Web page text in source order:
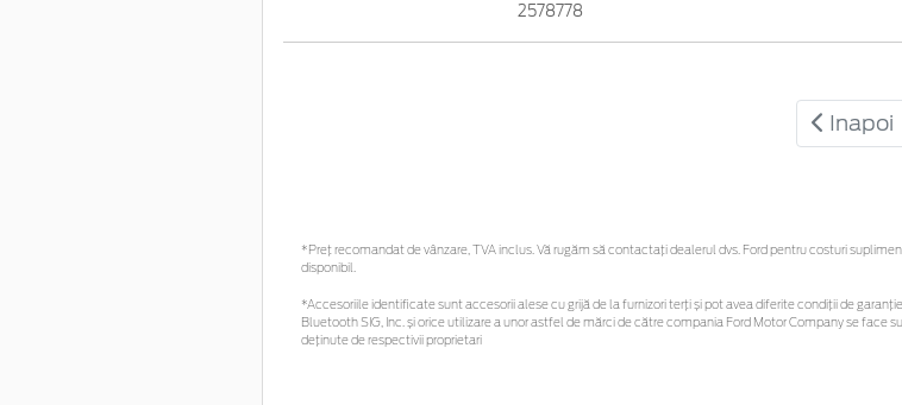
2578778
Inapoi
*Preţ recomandat de vânzare, TVA inclus. Vă rugăm să contactaţi dealerul dvs. Ford pentru costuri
disponibil.
*Accesoriile identificate sunt accesorii alese cu grijă de la furnizori terți și pot avea diferite condiții de
Bluetooth SIG, Inc. și orice utilizare a unor astfel de mărci de către compania Ford Motor Company se
deținute de respectivii proprietari